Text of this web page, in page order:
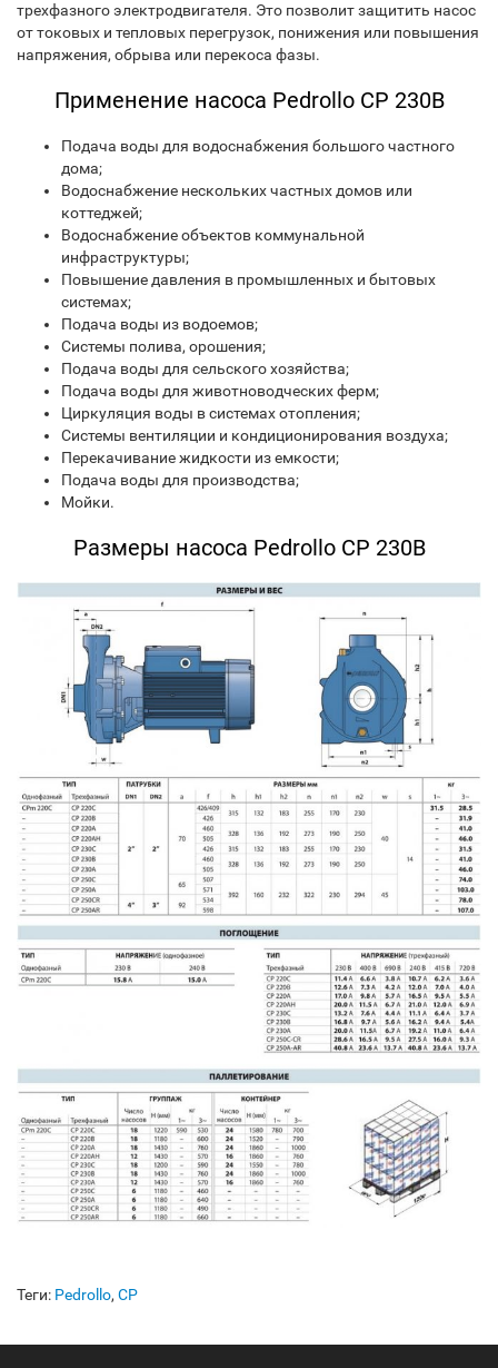
трехфазного электродвигателя. Это позволит защитить насос
от токовых и тепловых перегрузок, понижения или повышения
напряжения, обрыва или перекоса фазы.
Применение насоса Pedrollo CP 230B
Подача воды для водоснабжения большого частного
дома;
Водоснабжение нескольких частных домов или
коттеджей;
Водоснабжение объектов коммунальной
инфраструктуры;
Повышение давления в промышленных и бытовых
системах;
Подача воды из водоемов;
Системы полива, орошения;
Подача воды для сельского хозяйства;
Подача воды для животноводческих ферм;
Циркуляция воды в системах отопления;
Системы вентиляции и кондиционирования воздуха;
Перекачивание жидкости из емкости;
Подача воды для производства;
Мойки.
Размеры насоса Pedrollo CP 230B
Теги: Pedrollo, CP